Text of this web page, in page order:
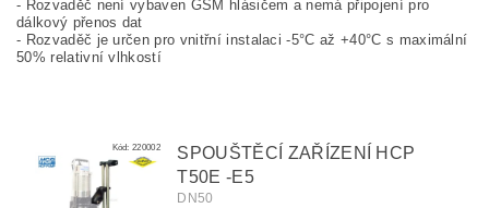
- Rozvaděč není vybaven GSM hlásičem a nemá připojení pro
dálkový přenos dat
- Rozvaděč je určen pro vnitřní instalaci -5°C až +40°C s maximální
50% relativní vlhkostí
Kód:220002
SPOUŠTĚCÍ ZAŘÍZENÍ HCP
T50E -E5
DN50